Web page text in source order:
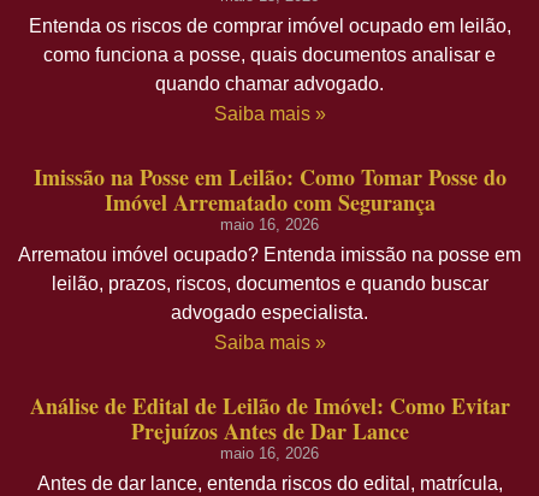
Entenda os riscos de comprar imóvel ocupado em leilão,
como funciona a posse, quais documentos analisar e
quando chamar advogado.
Saiba mais »
Imissão na Posse em Leilão: Como Tomar Posse do
Imóvel Arrematado com Segurança
maio 16, 2026
Arrematou imóvel ocupado? Entenda imissão na posse em
leilão, prazos, riscos, documentos e quando buscar
advogado especialista.
Saiba mais »
Análise de Edital de Leilão de Imóvel: Como Evitar
Prejuízos Antes de Dar Lance
maio 16, 2026
Antes de dar lance, entenda riscos do edital, matrícula,